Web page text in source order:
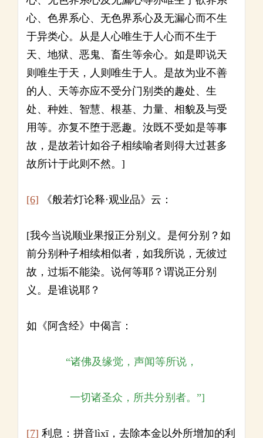
心、色界系心、无色界系心及无漏心而不生
于异类心。从是人心唯生于人心而不生于
天、地狱、恶鬼、畜生等余心。如是即说天
则唯生于天，人则唯生于人。是故为业不善
的人、天等亦应不受分门别类的趣处、生
处、种姓、智慧、根基、力量、相貌及与受
用等。亦复不堕于恶趣。汝既不受如是等事
故，是故若计如谷子相续喻者则得大过甚多
故所计于此则不然。]
[6] 《般若灯论释·观业品》云：
[我今当说顺业果报正分别义。是何分别？如
前分别种子相续相似者，如我所说，无彼过
故，过垢不能染。说何等耶？谓说正分别
义。是谁说耶？
如《阿含经》中偈言：
“诸佛及缘觉，声闻等所说，
一切诸圣众，所共分别者。”]
[7] 利息：拼音lìxī，去除本金以外所增加的利